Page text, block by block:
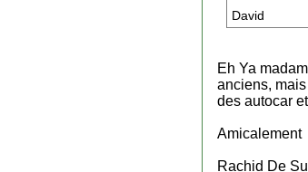
David
Eh Ya
anciens,
des autocar
Amicalement
Rachid De